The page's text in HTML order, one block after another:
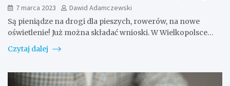
7 marca 2023
Dawid Adamczewski
Są pieniądze na drogi dla pieszych, rowerów, na nowe
oświetlenie! Już można składać wnioski. W Wielkopolsce…
Czytaj dalej